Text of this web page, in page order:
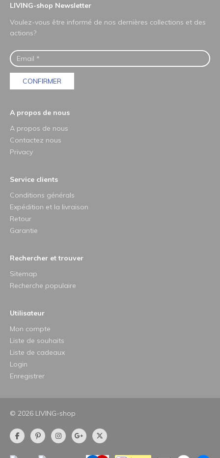
LIVING-shop Newsletter
Voulez-vous être informé de nos dernières collections et des
actions?
CONFIRMER
A propos de nous
A propos de nous
Contactez nous
Privacy
Service clients
Conditions générals
Expédition et la livraison
Retour
Garantie
Rechercher et trouver
Sitemap
Recherche populaire
Utilisateur
Mon compte
Liste de souhaits
Liste de cadeaux
Login
Enregistrer
© 2026 LIVING-shop